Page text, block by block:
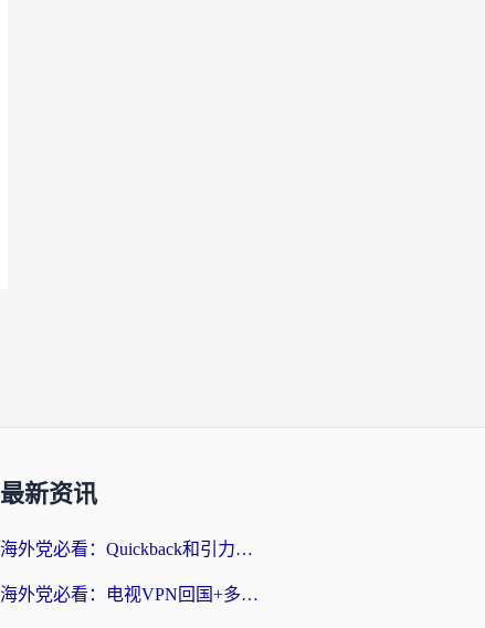
最新资讯
海外党必看：Quickback和引力好用吗？3分钟搞懂回国加速器怎么选
海外党必看：电视VPN回国+多设备无缝访问国内资源的实用指南